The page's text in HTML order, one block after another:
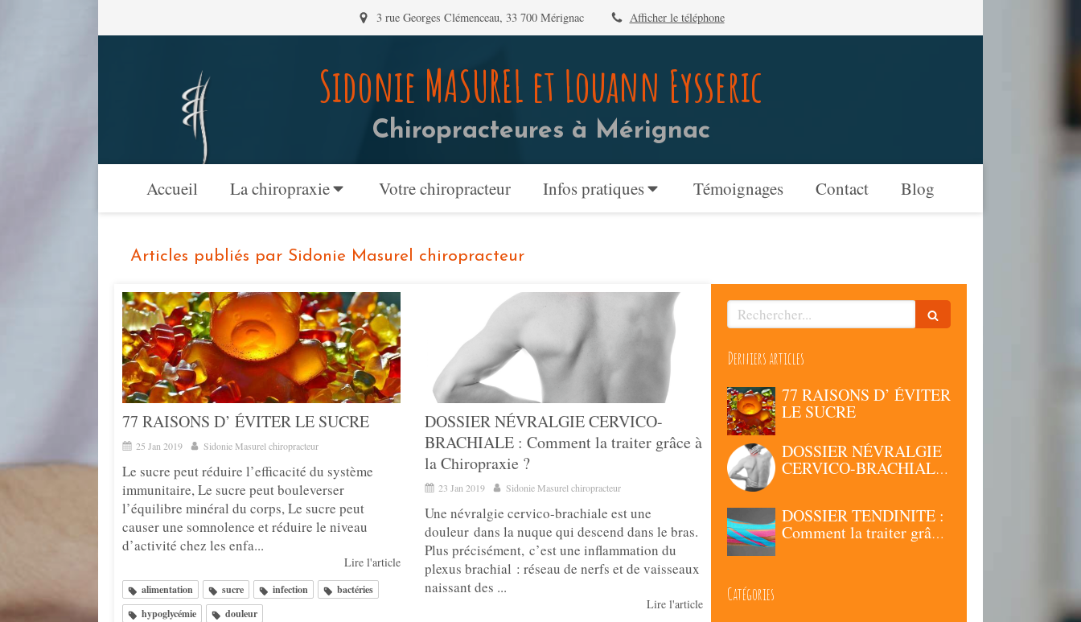
3 rue Georges Clémenceau, 33 700 Mérignac Afficher le téléphone
Sidonie MASUREL et Louann Eysseric
Chiropracteures à Mérignac
Accueil La chiropraxie Votre chiropracteur Infos pratiques Témoignages Contact Blog
Articles publiés par Sidonie Masurel chiropracteur
77 RAISONS D’ ÉVITER LE SUCRE
25 Jan 2019 Sidonie Masurel chiropracteur
Le sucre peut réduire l’efficacité du système
immunitaire, Le sucre peut bouleverser
l’équilibre minéral du corps, Le sucre peut
causer une somnolence et réduire le niveau
d’activité chez les enfa...
Lire l'article
alimentation sucre infection
bactéries
hypoglycémie
douleur
DOSSIER NÉVRALGIE CERVICO-
BRACHIALE : Comment la traiter grâce à
la Chiropraxie ?
23 Jan 2019 Sidonie Masurel chiropracteur
Une névralgie cervico-brachiale est une
douleur dans la nuque qui descend dans le bras.
Plus précisément, c’est une inflammation du
plexus brachial : réseau de nerfs et de vaisseaux
naissant des ...
Lire l'article
Rechercher
Derniers articles
77 RAISONS D’ ÉVITER
LE SUCRE
DOSSIER NÉVRALGIE
CERVICO-BRACHIALE
DOSSIER TENDINITE :
Comment la traiter grâce
Catégories